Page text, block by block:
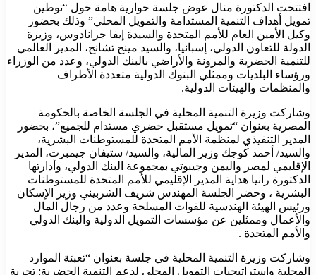
افتتحت الدكتورة منال عوض جلسة حوارية هامة حول “توطين
تمويل أهداف التنمية المستدامة والتمويل المحلي” وذلك بحضور
وكيل الأمين العام للأمم المتحدة والسيدة إيفا جرانادوس، وزيرة
الدولة للتعاون الدولي، إسبانيا، والسيد مينج تشانج، المدير العالمي
للتنمية الحضرية والمرونة والأراضي بالبنك الدولي، وعدد من الوزراء
ورؤساء البلديات وممثلي البنوك الدولية متعددة الأطراف
والمنظمات والهيئات الدولية.
وشاركت وزيرة التنمية المحلية في الجلسة الخاصة بالحكومة
المصرية بعنوان “تمويل مستقبل حضري مستدام للجميع”، بحضور
المدير التنفيذي لمنظمة الأمم المتحدة للمستوطنات البشرية،
والسيد/ أحمد كوجك وزير المالية، والسيد/ ستيفان جيمبرت، المدير
الإقليمي لمصر واليمن وجيبوتي بمجموعة البنك الدولي، وأدارتها
الدكتورة رانيا هداية المدير الإقليمي للأمم المتحدة للمستوطنات
البشرية ، وحضر الجلسة المهندس شريف الشربيني وزير الإسكان
ورئيس الهيئة الهندسية للقوات المسلحة وعدد من رجال المال
والأعمال وممثلين عن مؤسسات التمويل الدولية والبنك الدولي
والأمم المتحدة .
وشاركت وزيرة التنمية المحلية في جلسة بعنوان “تعبئة الموارد
المحلية واستراتيجيات التمويل المحلي لدعم التنمية الحضرية: تجربة